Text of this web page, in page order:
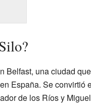
una ciudad
España. Se convirtió
de los Ríos y